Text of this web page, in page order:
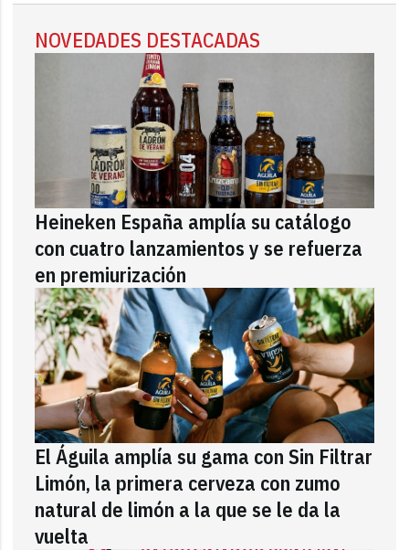
NOVEDADES DESTACADAS
Heineken España amplía su catálogo
con cuatro lanzamientos y se refuerza
en premiurización
El Águila amplía su gama con Sin Filtrar
Limón, la primera cerveza con zumo
natural de limón a la que se le da la
vuelta